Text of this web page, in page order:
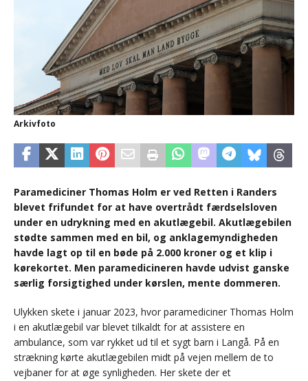
Arkivfoto
Paramediciner Thomas Holm er ved Retten i Randers
blevet frifundet for at have overtrådt færdselsloven
under en udrykning med en akutlægebil. Akutlægebilen
stødte sammen med en bil, og anklagemyndigheden
havde lagt op til en bøde på 2.000 kroner og et klip i
kørekortet. Men paramedicineren havde udvist ganske
særlig forsigtighed under kørslen, mente dommeren.
Ulykken skete i januar 2023, hvor paramediciner Thomas Holm
i en akutlægebil var blevet tilkaldt for at assistere en
ambulance, som var rykket ud til et sygt barn i Langå. På en
strækning kørte akutlægebilen midt på vejen mellem de to
vejbaner for at øge synligheden. Her skete der et